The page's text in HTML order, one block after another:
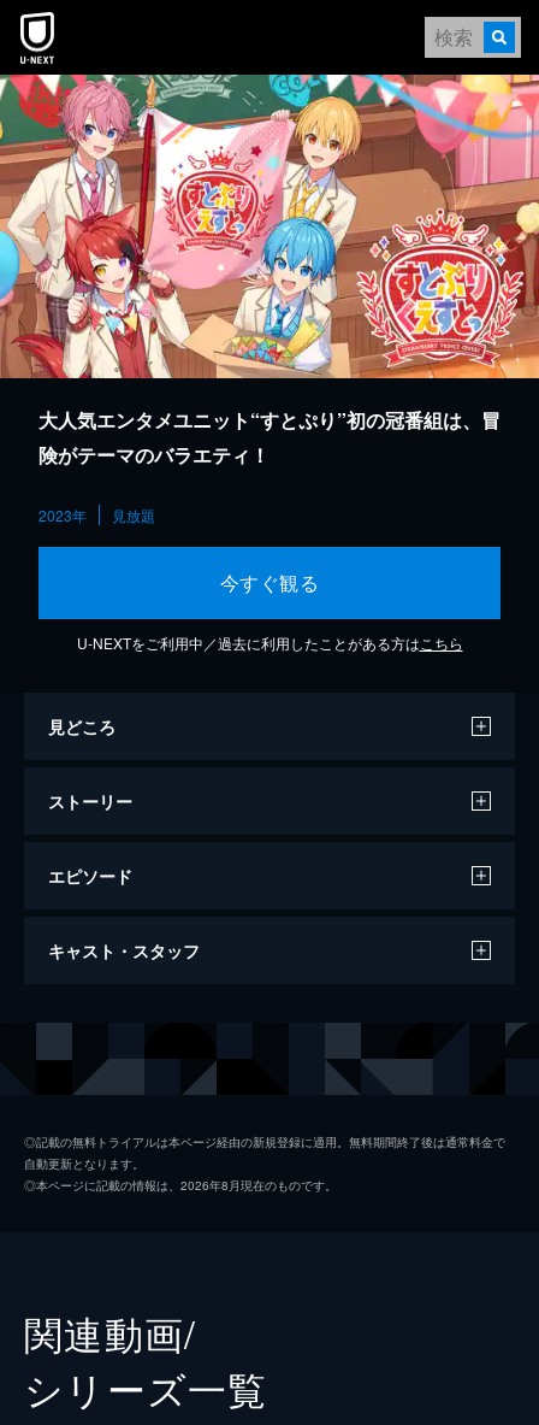
本文へスキップ
大人気エンタメユニット“すとぷり”初の冠番組は、冒
険がテーマのバラエティ！
2023年 見放題
今すぐ観る
U-NEXTをご利用中／過去に利用したことがある方は こちら
見どころ
ストーリー
エピソード
#1 リニューアル初回！７周年を記念した
がリニューアル。初回の放送は、すとぷりの
ノ作りに挑戦することに。初めてのドミノ作
#2 リニューアル初回！７周年を記念した
ドミノ作りにくえすとっ！後編
ノは完成、そして成功するのか!?
24分
#3 真の力を見せつけろ！るぅと常識力チ
ェッククイズにくえすとっ！
キャスト・スタッフ
◎記載の無料トライアルは本ページ経由の新規登録に適用。無料期間終了後は通常料金で
自動更新となります。
◎本ページに記載の情報は、2026年8月現在のものです。
関連動画/
シリーズ⼀覧